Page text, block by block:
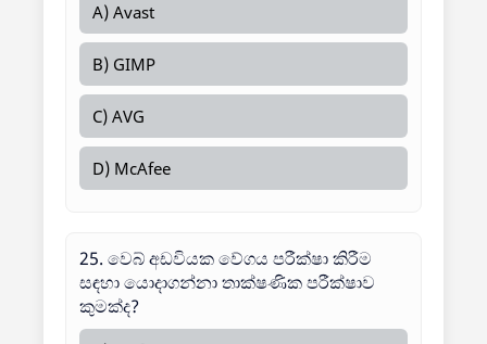
A) Avast
B) GIMP
C) AVG
D) McAfee
25. වෙබ් අඩවියක වේගය පරීක්ෂා කිරීම
සඳහා යොදාගන්නා තාක්ෂණික පරීක්ෂාව
කුමක්ද?